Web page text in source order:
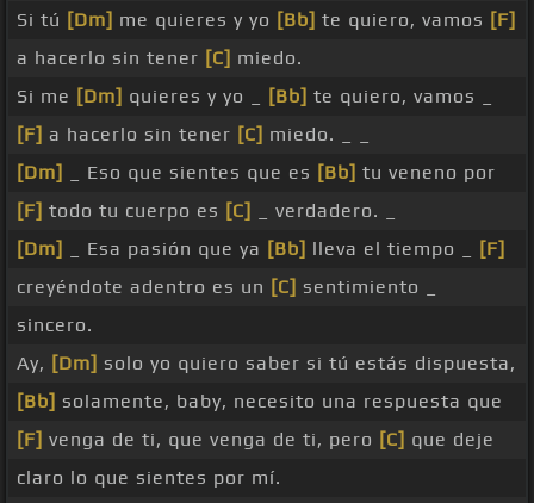
Si tú [Dm] me quieres y yo [Bb] te quiero, vamos [F]
a hacerlo sin tener [C] miedo.
Si me [Dm] quieres y yo _ [Bb] te quiero, vamos _
[F] a hacerlo sin tener [C] miedo. _ _
[Dm]
_ Eso que sientes que es [Bb] tu veneno por
[F] todo tu cuerpo es [C]
_ verdadero. _
[Dm]
_ Esa pasión que ya [Bb] lleva el tiempo _
[F]
creyéndote adentro es un [C] sentimiento _
sincero.
Ay, [Dm] solo yo quiero saber si tú estás dispuesta,
[Bb] solamente, baby, necesito una respuesta que
[F] venga de ti, que venga de ti, pero [C] que deje
claro lo que sientes por mí.